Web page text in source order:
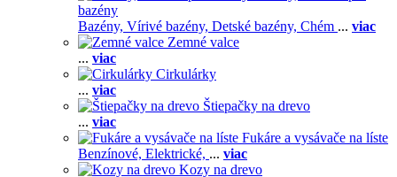
bazény
Bazény, Vírivé bazény, Detské bazény, Chém ... viac
Zemné valce
... viac
Cirkulárky
... viac
Štiepačky na drevo
... viac
Fukáre a vysávače na líste
Benzínové, Elektrické, ... viac
Kozy na drevo